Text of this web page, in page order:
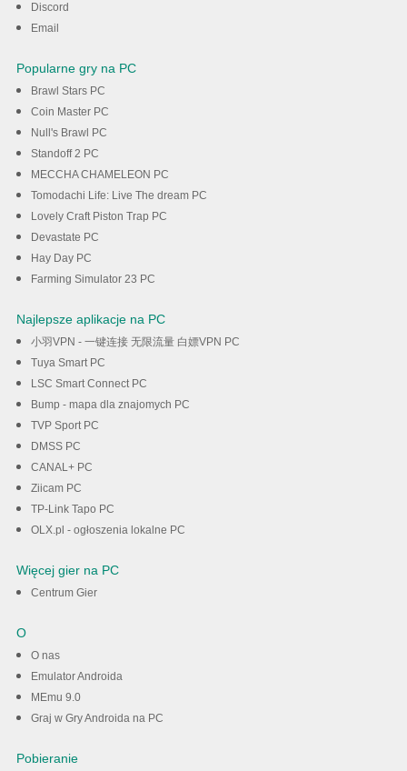
Discord
Email
Popularne gry na PC
Brawl Stars PC
Coin Master PC
Null's Brawl PC
Standoff 2 PC
MECCHA CHAMELEON PC
Tomodachi Life: Live The dream PC
Lovely Craft Piston Trap PC
Devastate PC
Hay Day PC
Farming Simulator 23 PC
Najlepsze aplikacje na PC
小羽VPN - 一键连接 无限流量 白嫖VPN PC
Tuya Smart PC
LSC Smart Connect PC
Bump - mapa dla znajomych PC
TVP Sport PC
DMSS PC
CANAL+ PC
Ziicam PC
TP-Link Tapo PC
OLX.pl - ogłoszenia lokalne PC
Więcej gier na PC
Centrum Gier
O
O nas
Emulator Androida
MEmu 9.0
Graj w Gry Androida na PC
Pobieranie